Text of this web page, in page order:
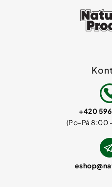
eshop@
+420